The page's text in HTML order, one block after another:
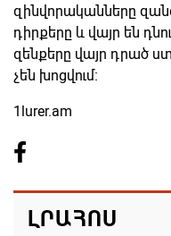
զինվորականները
դիրքերը և վայր են
զենքերը վայր դրած
չեն խոցվում։
1lurer.am
ԼՐԱՀՈՍ